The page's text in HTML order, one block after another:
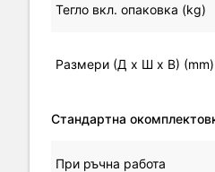
Тегло вкл. опаковка (kg)
Размери (Д х Ш х В) (mm)
Стандартна
При ръчна работа